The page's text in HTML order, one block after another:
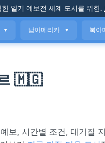
한 일기 예보전 세계 도시를 위한.
▼ 남아메리카 ▼ 북아
르 🇲🇬
보, 시간별 조건, 대기질